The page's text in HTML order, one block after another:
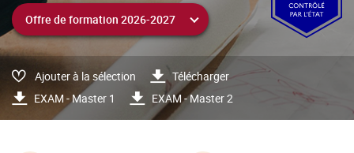
Ajouter à la sélection
Télécharger
EXAM - Master 1
EXAM - Master 2